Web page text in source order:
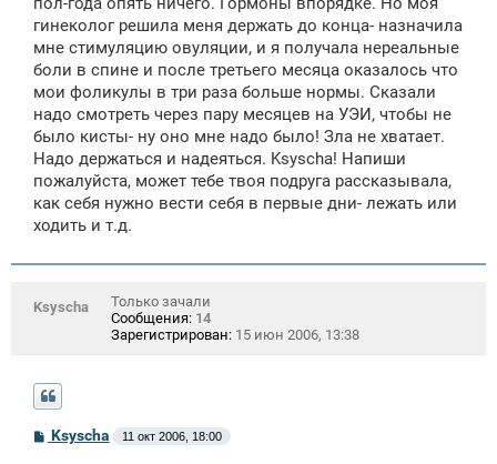
гинеколог решила меня держать до конца- назначила
мне стимуляцию овуляции, и я получала нереальные
боли в спине и после третьего месяца оказалось что
мои фоликулы в три раза больше нормы. Сказали
надо смотреть через пару месяцев на УЭИ, чтобы не
было кисты- ну оно мне надо было! Зла не хватает.
Надо держаться и надеяться. Ksyscha! Напиши
пожалуйста, может тебе твоя подруга рассказывала,
как себя нужно вести себя в первые дни- лежать или
ходить и т.д.
Ksyscha
Только зачали
Сообщения: 14
Зарегистрирован: 15 июн 2006, 13:38
С
о
Ksyscha 11 окт 2006, 18:00